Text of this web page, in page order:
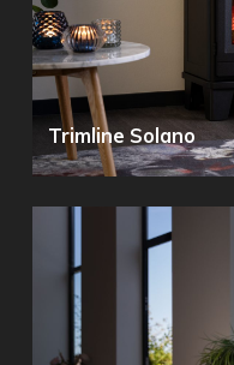
Trimline Solano